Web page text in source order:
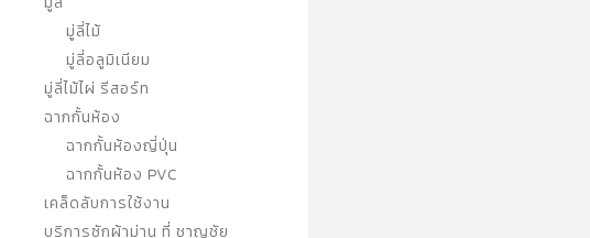
มู่ลี่ไม้
มู่ลี่อลูมิเนียม
มู่ลี่ไม้ไผ่ รีสอร์ท
ฉากกั้นห้อง
ฉากกั้นห้องญี่ปุ่น
ฉากกั้นห้อง PVC
เคล็ดลับการใช้งาน
บริการซักผ้าม่าน ที่ ชาญชัย